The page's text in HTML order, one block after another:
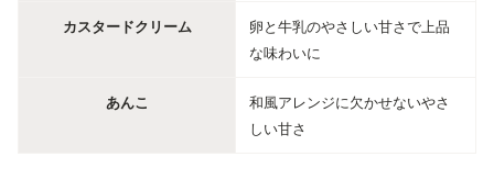
カスタードクリーム
卵と牛乳のやさしい甘さで上品
な味わいに
あんこ
和風アレンジに欠かせないやさ
しい甘さ